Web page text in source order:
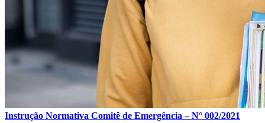
Instrução Normativa Comitê de Emergência – N° 002/2021